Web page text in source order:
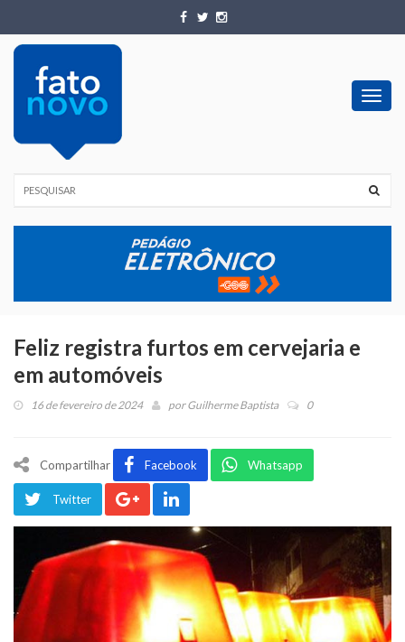
Feliz registra furtos em cervejaria e
em automóveis
16 de fevereiro de 2024 porGuilherme Baptista 0
Compartilhar Facebook Whatsapp
Twitter